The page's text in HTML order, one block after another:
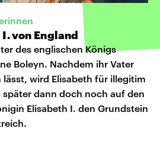
von England
des englischen Königs
Boleyn. Nachdem ihr Vater
wird Elisabeth für illegitim
dann doch noch auf den
Elisabeth I. den Grundstein